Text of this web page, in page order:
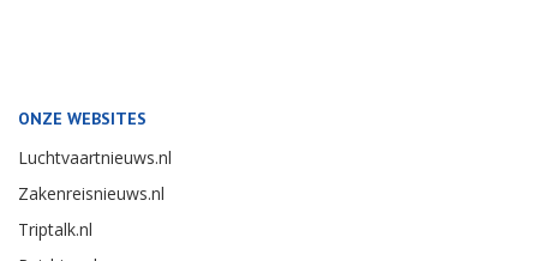
ONZE WEBSITES
Luchtvaartnieuws.nl
Zakenreisnieuws.nl
Triptalk.nl